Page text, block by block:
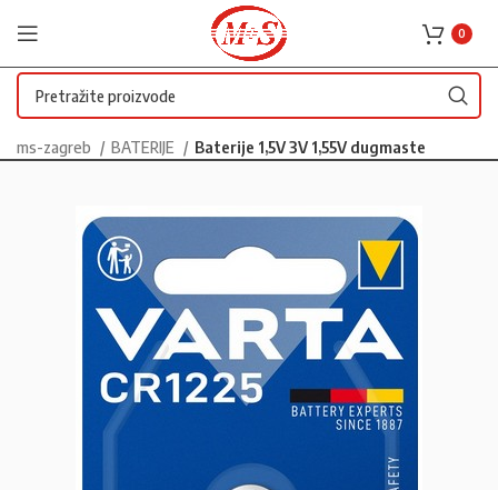
0
ms-zagreb BATERIJE Baterije 1,5V 3V 1,55V dugmaste